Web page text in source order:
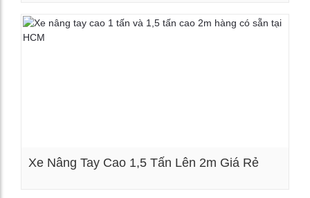
Xe Nâng Tay Cao 1,5 Tấn Lên 2m Giá Rẻ